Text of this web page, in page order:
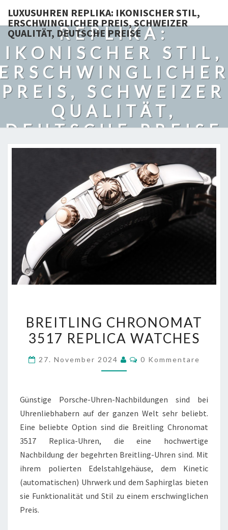
LUXUSUHREN REPLIKA: IKONISCHER STIL,
ERSCHWINGLICHER PREIS, SCHWEIZER
QUALITÄT, DEUTSCHE PREISE
LUXUSUHREN
REPLIKA:
IKONISCHER STIL,
PREIS, SCHWEIZER
QUALITÄT,
DEUTSCHE PREISE
CHRONOMAT
3517
WATCHES
BREITLING CHRONOMAT
3517 REPLICA WATCHES
27. November 2024 Kommentare
0 Kommentare
Günstige Porsche-Uhren-Nachbildungen sind bei
Uhrenliebhabern auf der ganzen Welt sehr beliebt.
Eine beliebte Option sind die Breitling Chronomat
3517 Replica-Uhren, die eine hochwertige
Nachbildung der begehrten Breitling-Uhren sind. Mit
ihrem polierten Edelstahlgehäuse, dem Kinetic
(automatischen) Uhrwerk und dem Saphirglas bieten
sie Funktionalität und Stil zu einem erschwinglichen
Preis.